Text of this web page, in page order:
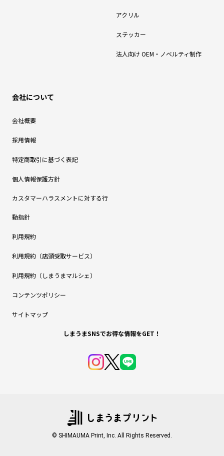
アクリル
ステッカー
法人向け OEM・ノベルティ制作
会社について
会社概要
採用情報
特定商取引に基づく表記
個人情報保護方針
カスタマーハラスメントに対する行
動指針
利用規約
利用規約（店頭受取サービス）
利用規約（しまうまマルシェ）
コンテンツポリシー
サイトマップ
しまうまSNSでお得な情報をGET！
© SHIMAUMA Print, Inc. All Rights Reserved.